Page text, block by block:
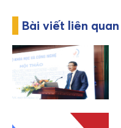
Bài viết liên quan